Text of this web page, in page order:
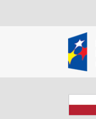
Pobierz Zasób
Data